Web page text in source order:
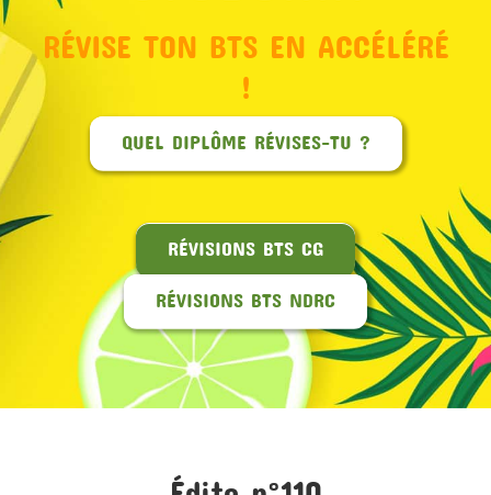
MON COMPTE
PANIER
RÉVISE TON BTS EN ACCÉLÉRÉ
!
QUEL DIPLÔME RÉVISES-TU ?
RÉVISIONS BTS CG
RÉVISIONS BTS NDRC